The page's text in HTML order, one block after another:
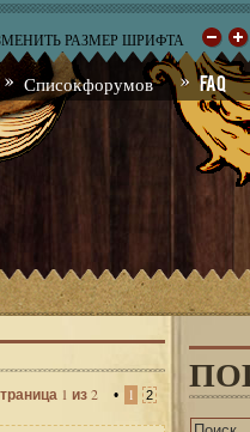
РАЗМЕР ШРИФТА
Список форумов FAQ
1 из 2 • 1 2